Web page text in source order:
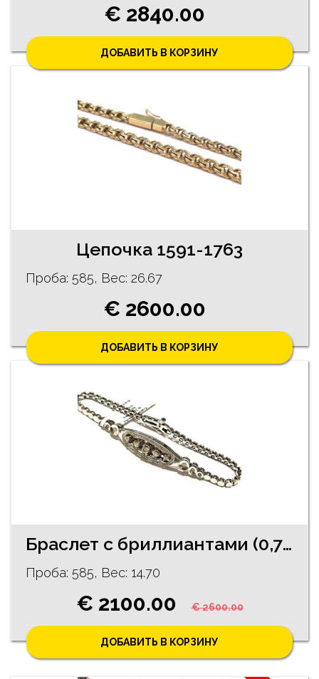
€ 2840.00
ДОБАВИТЬ В КОРЗИНУ
Цепочка 1591-1763
Проба: 585, Bес: 26.67
€ 2600.00
ДОБАВИТЬ В КОРЗИНУ
Браслет с бриллиантами (0,74 ct) 2891-1163
Проба: 585, Bес: 14.70
€ 2100.00€ 2600.00
ДОБАВИТЬ В КОРЗИНУ